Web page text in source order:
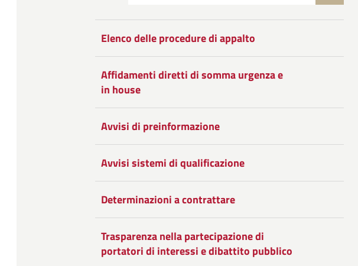
Facebook
su
Condividi
Google
Plus
Elenco delle procedure di appalto
Affidamenti diretti di somma urgenza e
in house
Avvisi di preinformazione
Avvisi sistemi di qualificazione
Determinazioni a contrattare
Trasparenza nella partecipazione di
portatori di interessi e dibattito pubblico